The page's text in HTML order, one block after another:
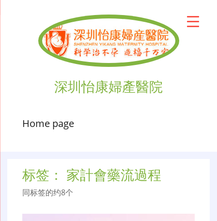
深圳怡康婦產醫院
Home page
标签： 家計會藥流過程
同标签的约8个